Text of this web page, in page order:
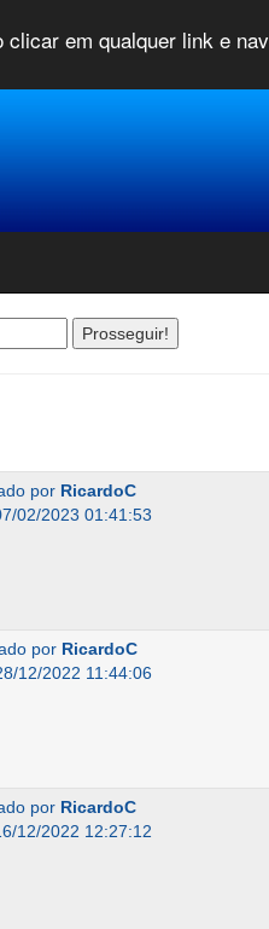
em qualquer link e
por RicardoC
02/2023 01:41:53
por RicardoC
12/2022 11:44:06
por RicardoC
12/2022 12:27:12